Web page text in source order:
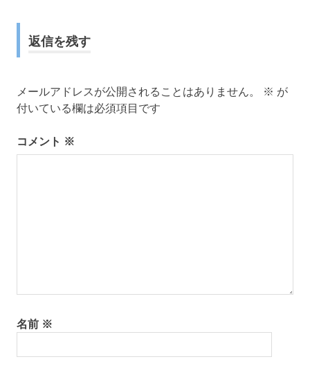
ビ
ゲ
ー
シ
ョ
返信を残す
メールアドレスが公開されることはありません。 ※ が
付いている欄は必須項目です
コメント ※
名前 ※